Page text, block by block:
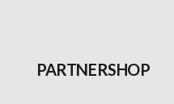
PARTNERSHOP